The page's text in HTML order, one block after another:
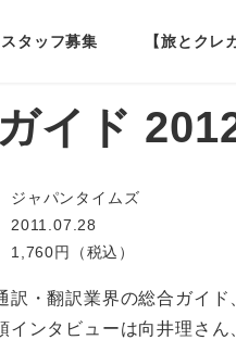
スタッフ募集 【旅とクレ
イド
ジャパンタイムズ
2011.07.28
1,760円（税込）
訳・翻訳業界の総合ガイ
インタビューは向井理さ